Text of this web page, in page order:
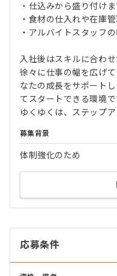
・仕込みから盛り付け
・食材の仕入れや在庫管
・アルバイトスタッフ
入社後はスキルに合わ
徐々に仕事の幅を広げ
なたの成長をサポート
てスタートできる環境で
ゆくゆくは、ステップア
募集背景
体制強化のため
応募条件